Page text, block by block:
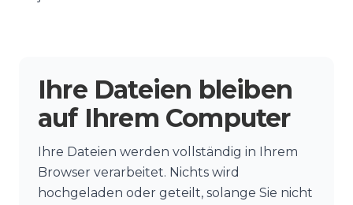
Ihre Dateien bleiben
auf Ihrem Computer
Ihre Dateien werden vollständig in Ihrem
Browser verarbeitet. Nichts wird
hochgeladen oder geteilt, solange Sie nicht